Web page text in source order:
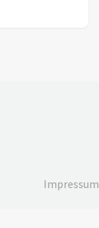
Impressum